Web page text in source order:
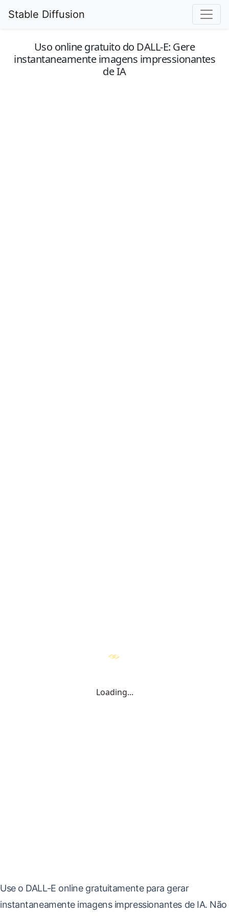
Stable Diffusion
Uso online gratuito do DALL-E: Gere
instantaneamente imagens impressionantes
de IA
Use o DALL-E online gratuitamente para gerar
instantaneamente imagens impressionantes de IA. Não